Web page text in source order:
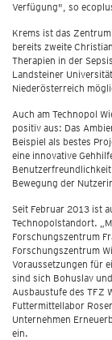
Verfügung", so
Krems ist das
bereits zweite
Therapien in der
Landsteiner
Niederösterreich
Auch am Technopol
positiv aus: Das
Beispiel als bestes
eine innovative
Bewegung der
Seit Februar 2013 ist
Technopolstandort.
Forschungszentrum
Forschungszentrum
Voraussetzungen für
sind sich Bohuslav
Ausbaustufe des TFZ
Futtermittellabor
Unternehmen
ein.